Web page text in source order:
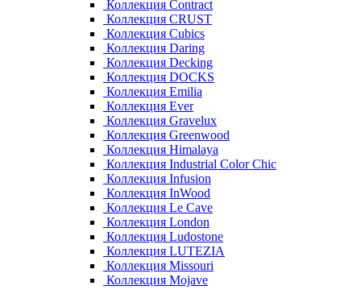
Коллекция Contract
Коллекция CRUST
Коллекция Cubics
Коллекция Daring
Коллекция Decking
Коллекция DOCKS
Коллекция Emilia
Коллекция Ever
Коллекция Gravelux
Коллекция Greenwood
Коллекция Himalaya
Коллекция Industrial Color Chic
Коллекция Infusion
Коллекция InWood
Коллекция Le Cave
Коллекция London
Коллекция Ludostone
Коллекция LUTEZIA
Коллекция Missouri
Коллекция Mojave